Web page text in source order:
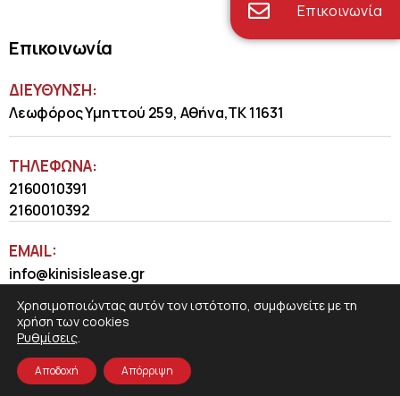
Επικοινωνία
ΔΙΕΥΘΥΝΣΗ:
Λεωφόρος Υμηττού 259, Αθήνα,ΤΚ 11631
ΤΗΛΈΦΩΝΑ:
2160010391
2160010392
EMAIL:
info@kinisislease.gr
COSMOTE NewSite4U© 2026
Επικοινωνία
Χρησιμοποιώντας αυτόν τον ιστότοπο, συμφωνείτε με τη
χρήση των cookies
Ρυθμίσεις.
Αποδοχή Απόρριψη